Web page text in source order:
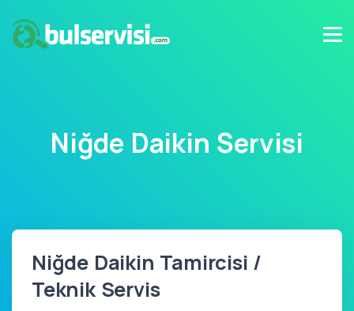
Niğde Daikin Servisi
Niğde Daikin Tamircisi /
Teknik Servis